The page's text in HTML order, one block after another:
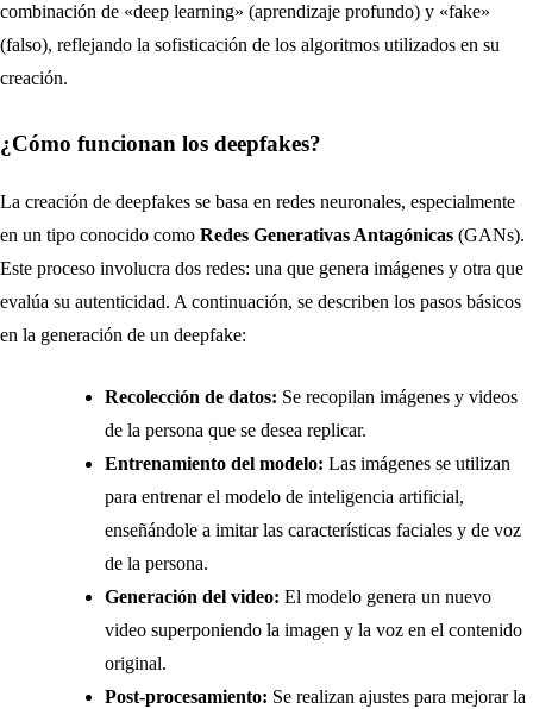
combinación de «deep learning» (aprendizaje profundo) y «fake»
(falso), reflejando la sofisticación de los algoritmos utilizados en su
creación.
¿Cómo funcionan los deepfakes?
La creación de deepfakes se basa en redes neuronales, especialmente
en un tipo conocido como Redes Generativas Antagónicas (GANs).
Este proceso involucra dos redes: una que genera imágenes y otra que
evalúa su autenticidad. A continuación, se describen los pasos básicos
en la generación de un deepfake:
Recolección de datos: Se recopilan imágenes y videos
de la persona que se desea replicar.
Entrenamiento del modelo: Las imágenes se utilizan
para entrenar el modelo de inteligencia artificial,
enseñándole a imitar las características faciales y de voz
de la persona.
Generación del video: El modelo genera un nuevo
video superponiendo la imagen y la voz en el contenido
original.
Post-procesamiento: Se realizan ajustes para mejorar la